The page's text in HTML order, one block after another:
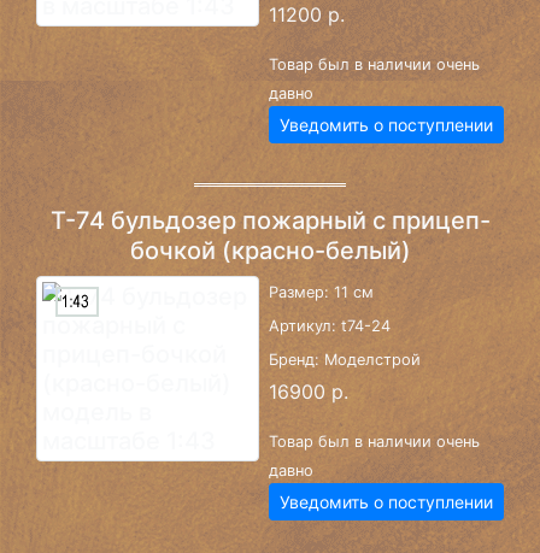
11200 р.
Товар был в наличии очень
давно
Уведомить о поступлении
Т-74 бульдозер пожарный с прицеп-
бочкой (красно-белый)
Размер: 11 см
Артикул: t74-24
Бренд: Моделстрой
16900 р.
Товар был в наличии очень
давно
Уведомить о поступлении